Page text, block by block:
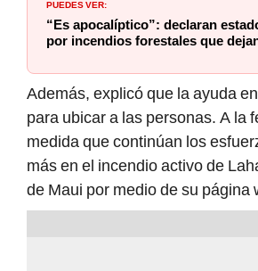
“Es apocalíptico”: declaran
por incendios forestales que
Además, explicó que la ayuda
para ubicar a las personas. A la
medida que continúan los
más en el incendio activo de
de Maui por medio de su página